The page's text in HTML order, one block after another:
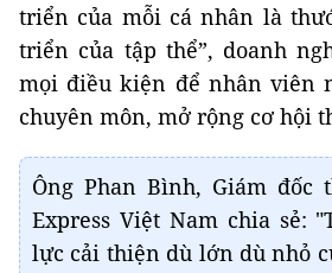
triển của mỗi cá nhân là
triển của tập thể”, doanh
mọi điều kiện để nhân viên
chuyên môn, mở rộng cơ hội
Ông Phan Bình, Giám đốc
Express Việt Nam chia sẻ:
lực cải thiện dù lớn dù nhỏ